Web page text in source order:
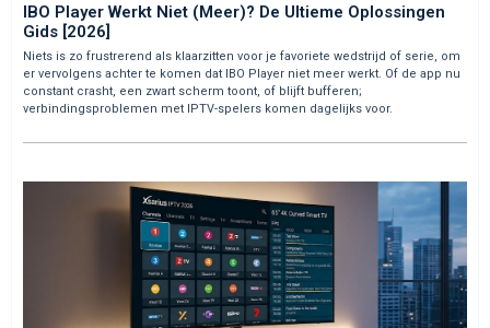
IBO Player Werkt Niet (Meer)? De Ultieme Oplossingen
Gids [2026]
Niets is zo frustrerend als klaarzitten voor je favoriete wedstrijd of serie, om
er vervolgens achter te komen dat IBO Player niet meer werkt. Of de app nu
constant crasht, een zwart scherm toont, of blijft bufferen;
verbindingsproblemen met IPTV-spelers komen dagelijks voor.